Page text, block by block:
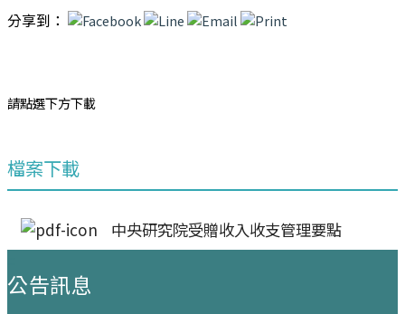
分享到：
請點選下方下載
檔案下載
中央研究院受贈收入收支管理要點
公告訊息